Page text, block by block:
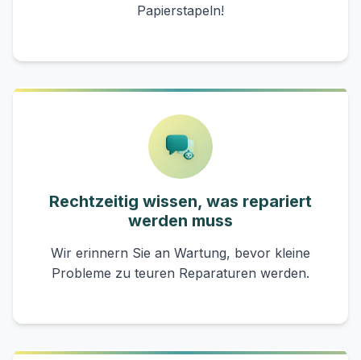
Papierstapeln!
Rechtzeitig wissen, was repariert
werden muss
Wir erinnern Sie an Wartung, bevor kleine
Probleme zu teuren Reparaturen werden.